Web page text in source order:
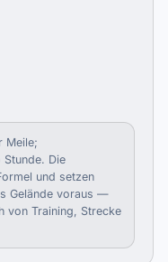
Meile;
Die
und setzen
Gelände voraus —
von Training, Strecke